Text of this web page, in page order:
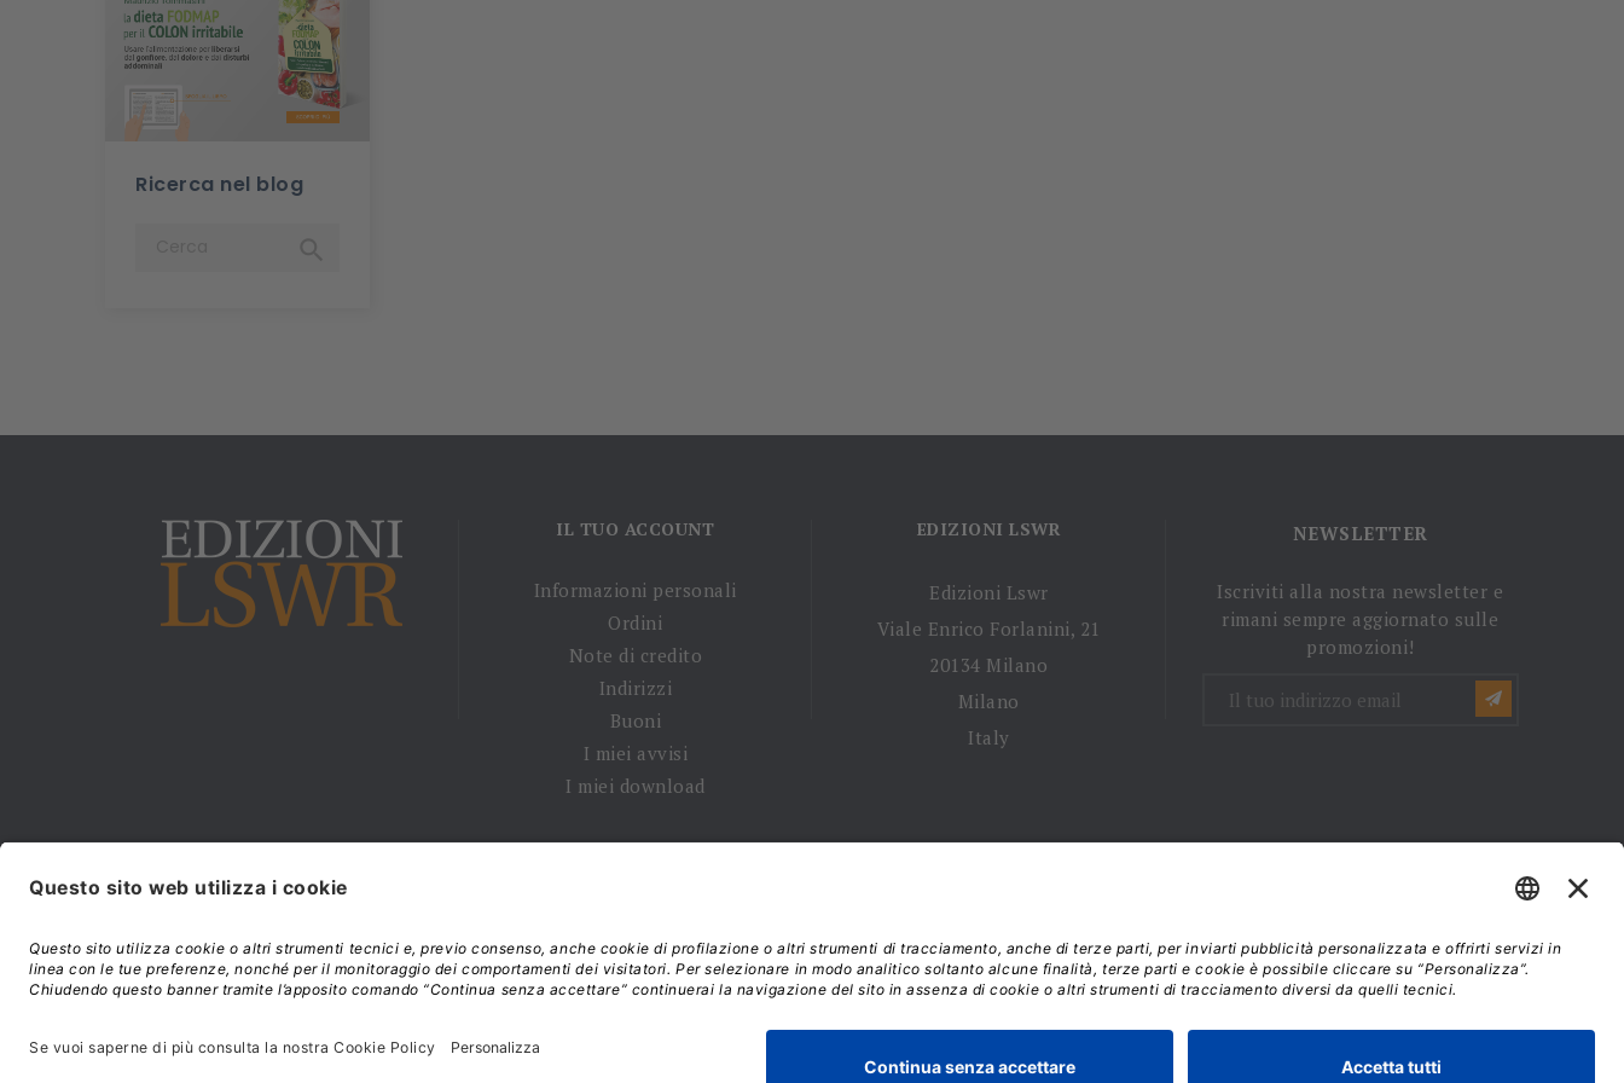
Ricerca nel blog
IL TUO ACCOUNT
Informazioni personali
Ordini
Note di credito
Indirizzi
Buoni
I miei avvisi
I miei download
EDIZIONI LSWR
Edizioni Lswr
Viale Enrico Forlanini, 21
20134 Milano
Milano
Italy
NEWSLETTER
Iscriviti alla nostra newsletter e
rimani sempre aggiornato sulle
promozioni!
© 2026 - La Tribuna S.r.l. | P.IVA 01702840180 | C.F. 01107460337
Responsabile della Protezione dei Dati: dpo@lswr.it
Viale Enrico Forlanini, 21 - 20134 Milano (MI)